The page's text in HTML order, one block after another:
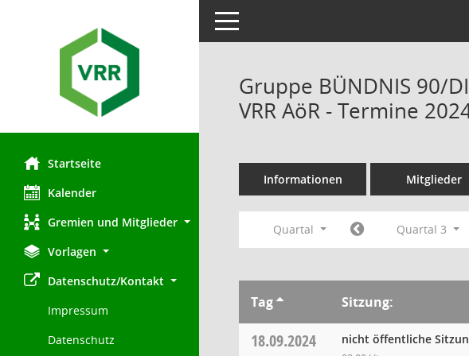
Startseite
Kalender
Gremien und Mitglieder
Vorlagen
Datenschutz/Kontakt
Impressum
Datenschutz
Toggle navigation
Gruppe BÜNDNIS 90/
VRR AöR - Termine
Informationen Mitglieder
Quartal Quartal 3
Tag Sitzung:
18.09.2024 nicht öffentliche